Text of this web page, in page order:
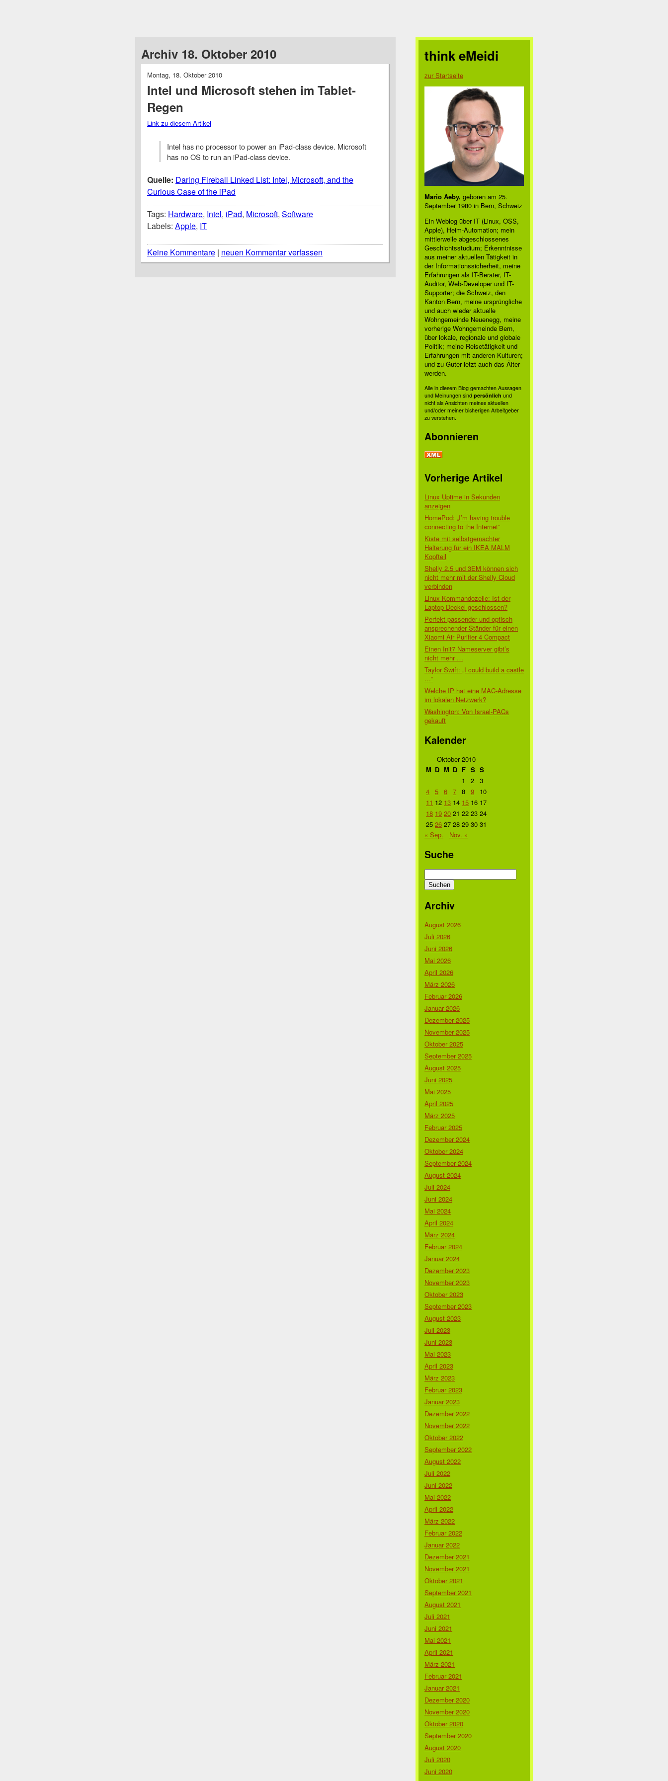
Archiv 18. Oktober 2010
Montag, 18. Oktober 2010
Intel und Microsoft stehen im Tablet-
Regen
Link zu diesem Artikel
Intel has no processor to power an iPad-class device. Microsoft
has no OS to run an iPad-class device.
Quelle: Daring Fireball Linked List: Intel, Microsoft, and the
Curious Case of the iPad
Tags: Hardware, Intel, iPad, Microsoft, Software
Labels: Apple, IT
Keine Kommentare | neuen Kommentar verfassen
think eMeidi
zur Startseite
Mario Aeby, geboren am 25.
September 1980 in Bern, Schweiz
Ein Weblog über IT (Linux, OSS,
Apple), Heim-Automation; mein
mittlerweile abgeschlossenes
Geschichtsstudium; Erkenntnisse
aus meiner aktuellen Tätigkeit in
der Informationssicherheit, meine
Erfahrungen als IT-Berater, IT-
Auditor, Web-Developer und IT-
Supporter; die Schweiz, den
Kanton Bern, meine ursprüngliche
und auch wieder aktuelle
Wohngemeinde Neuenegg, meine
vorherige Wohngemeinde Bern,
über lokale, regionale und globale
Politik; meine Reisetätigkeit und
Erfahrungen mit anderen Kulturen;
und zu Guter letzt auch das Älter
werden.
Alle in diesem Blog gemachten Aussagen
und Meinungen sind persönlich und
nicht als Ansichten meines aktuellen
und/oder meiner bisherigen Arbeitgeber
zu verstehen.
Abonnieren
Vorherige Artikel
Linux Uptime in Sekunden
anzeigen
HomePod: „I’m having trouble
connecting to the Internet“
Kiste mit selbstgemachter
Halterung für ein IKEA MALM
Kopfteil
Shelly 2.5 und 3EM können sich
nicht mehr mit der Shelly Cloud
verbinden
Linux Kommandozeile: Ist der
Laptop-Deckel geschlossen?
Perfekt passender und optisch
ansprechender Ständer für einen
Xiaomi Air Purifier 4 Compact
Einen Init7 Nameserver gibt’s
nicht mehr …
Taylor Swift: „I could build a castle
…“
Welche IP hat eine MAC-Adresse
im lokalen Netzwerk?
Washington: Von Israel-PACs
gekauft
Kalender
Oktober 2010
M D M D F S S
1
2 3
4 5 6 7 8 9
10
11 12 13 14 15 16 17
18 19 20 21 22 23 24
25 26 27 28 29 30 31
« Sep.
Nov. »
Suche
nach:
Archiv
August 2026
Juli 2026
Juni 2026
Mai 2026
April 2026
März 2026
Februar 2026
Januar 2026
Dezember 2025
November 2025
Oktober 2025
September 2025
August 2025
Juni 2025
Mai 2025
April 2025
März 2025
Februar 2025
Dezember 2024
Oktober 2024
September 2024
August 2024
Juli 2024
Juni 2024
Mai 2024
April 2024
März 2024
Februar 2024
Januar 2024
Dezember 2023
November 2023
Oktober 2023
September 2023
August 2023
Juli 2023
Juni 2023
Mai 2023
April 2023
März 2023
Februar 2023
Januar 2023
Dezember 2022
November 2022
Oktober 2022
September 2022
August 2022
Juli 2022
Juni 2022
Mai 2022
April 2022
März 2022
Februar 2022
Januar 2022
Dezember 2021
November 2021
Oktober 2021
September 2021
August 2021
Juli 2021
Juni 2021
Mai 2021
April 2021
März 2021
Februar 2021
Januar 2021
Dezember 2020
November 2020
Oktober 2020
September 2020
August 2020
Juli 2020
Juni 2020